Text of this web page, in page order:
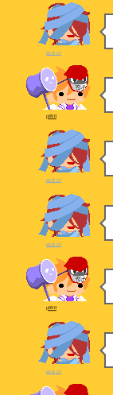
ゆきの
p890
ゆきの
ゆきの
p890
ゆきの